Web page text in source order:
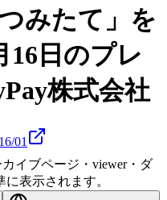
みたて」を
16日のプレ
株式会社
01
カイブページ・viewer・ダ
表示されます。